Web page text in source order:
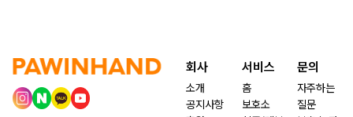
회사
소개
공지사항
서비스
홈
보호소
문의
자주하는
질문